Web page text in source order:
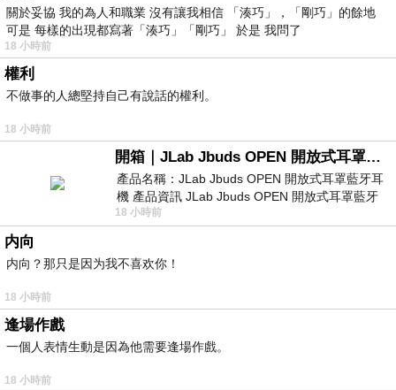
關於妥協 我的為人和職業 沒有讓我相信 「湊巧」，「剛巧」的餘地
可是 每樣的出現都寫著「湊巧」「剛巧」 於是 我問了
18 小時前
權利
不做事的人總堅持自己有說話的權利。
18 小時前
開箱｜JLab Jbuds OPEN 開放式耳罩藍牙耳機 - 設計美學，輕巧、透氣、環境音全物理達成！
產品名稱：JLab Jbuds OPEN 開放式耳罩藍牙耳
機 產品資訊 JLab Jbuds OPEN 開放式耳罩藍牙
耳機評語：非常有特色，值得喜愛美型工
18 小時前
内向
内向？那只是因为我不喜欢你！
18 小時前
逢場作戲
一個人表情生動是因為他需要逢場作戲。
18 小時前